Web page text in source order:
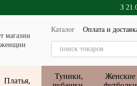
З
Каталог Оплата и
Публичный договор
Платья,
Туники,
Женские